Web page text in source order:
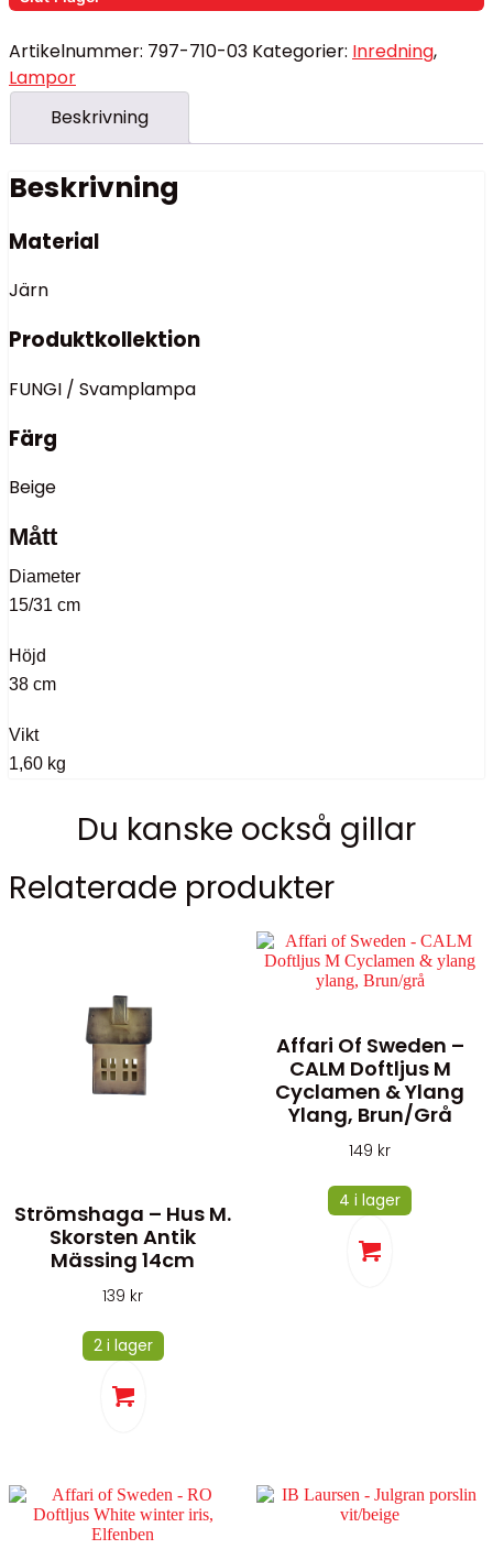
Artikelnummer: 797-710-03 Kategorier: Inredning,
Lampor
Beskrivning
Beskrivning
Material
Järn
Produktkollektion
FUNGI / Svamplampa
Färg
Beige
Mått
Diameter
15/31 cm
Höjd
38 cm
Vikt
1,60 kg
Du kanske också gillar
Relaterade produkter
Strömshaga – Hus M.
Skorsten Antik
Mässing 14cm
139 kr
2 i lager
Affari Of Sweden –
CALM Doftljus M
Cyclamen & Ylang
Ylang, Brun/grå
149 kr
4 i lager